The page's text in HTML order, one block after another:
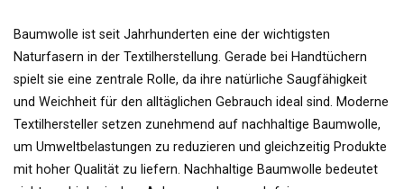
Baumwolle ist seit Jahrhunderten eine der wichtigsten
Naturfasern in der Textilherstellung. Gerade bei Handtüchern
spielt sie eine zentrale Rolle, da ihre natürliche Saugfähigkeit
und Weichheit für den alltäglichen Gebrauch ideal sind. Moderne
Textilhersteller setzen zunehmend auf nachhaltige Baumwolle,
um Umweltbelastungen zu reduzieren und gleichzeitig Produkte
mit hoher Qualität zu liefern. Nachhaltige Baumwolle bedeutet